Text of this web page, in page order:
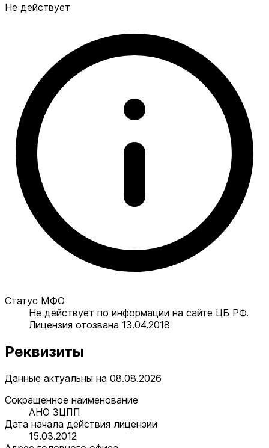
Не действует
Статус МФО
Не действует по информации на сайте ЦБ РФ.
Лицензия отозвана 13.04.2018
Реквизиты
Данные актуальны на 08.08.2026
Сокращенное наименование
АНО ЗЦПП
Дата начала действия лицензии
15.03.2012